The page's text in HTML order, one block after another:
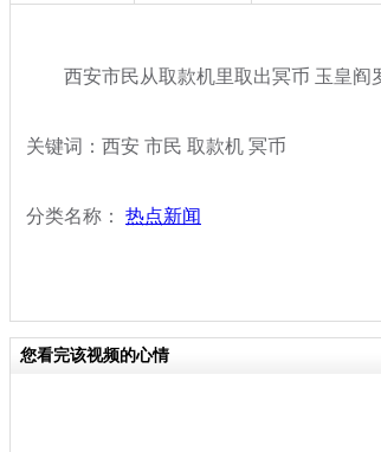
西安市民从取款机里取出冥币 玉皇阎
关键词：西安 市民 取款机 冥币
分类名称： 热点新闻
您看完该视频的心情